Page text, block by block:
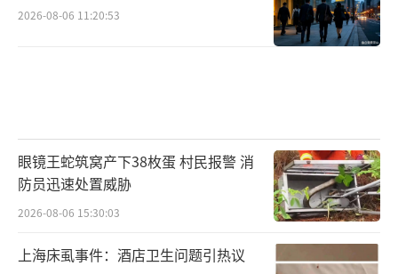
2026-08-06 11:20:53
眼镜王蛇筑窝产下38枚蛋 村民报警 消
防员迅速处置威胁
2026-08-06 15:30:03
上海床虱事件：酒店卫生问题引热议